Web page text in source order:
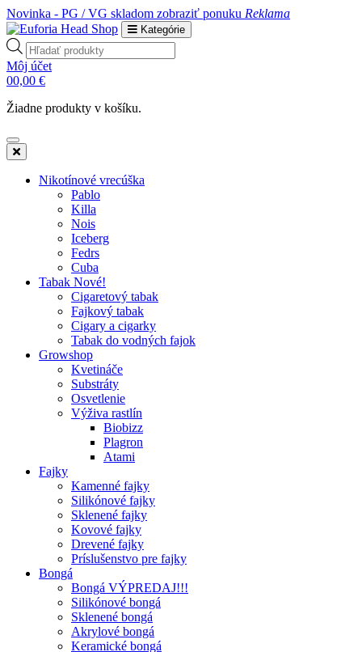
Novinka - PG / VG skladom zobraziť ponuku Reklama
Kategórie
Products
search
Môj účet
00,00 €
Žiadne produkty v košíku.
Nikotínové vrecúška
Pablo
Killa
Nois
Iceberg
Fedrs
Cuba
Tabak Nové!
Cigaretový tabak
Fajkový tabak
Cigary a cigarky
Tabak do vodných fajok
Growshop
Kvetináče
Substráty
Osvetlenie
Výživa rastlín
Biobizz
Plagron
Atami
Fajky
Kamenné fajky
Silikónové fajky
Sklenené fajky
Kovové fajky
Drevené fajky
Príslušenstvo pre fajky
Bongá
Bongá VÝPREDAJ!!!
Silikónové bongá
Sklenené bongá
Akrylové bongá
Keramické bongá